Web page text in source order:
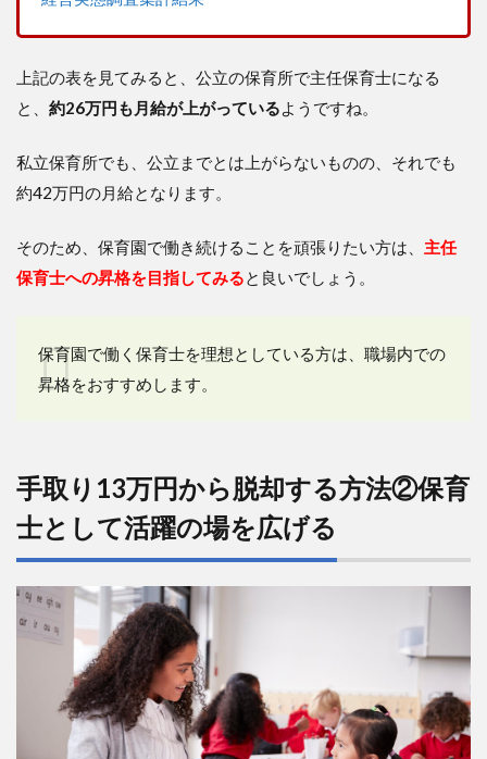
上記の表を見てみると、公立の保育所で主任保育士になる
と、 約26万円も月給が上がっているようですね。
私立保育所でも、公立までとは上がらないものの、それでも
約42万円の月給となります。
そのため、保育園で働き続けることを頑張りたい方は、 主任
保育士への昇格を目指してみると良いでしょう。
保育園で働く保育士を理想としている方は、職場内での
昇格をおすすめします。
手取り13万円から脱却する方法②保育
士として活躍の場を広げる